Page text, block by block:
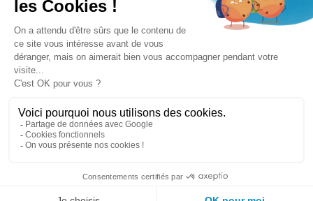
Mentions légales
Conditions générales de ventes
Plateforme de signalement